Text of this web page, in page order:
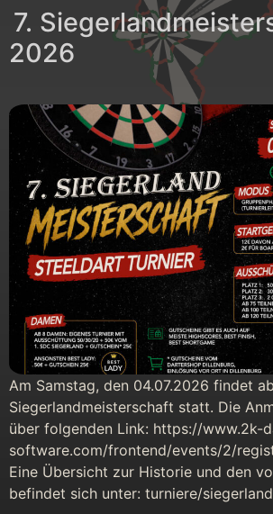
7.
2026
Am Samstag, den 04.07.2026 findet
Siegerlandmeisterschaft statt. Die
über folgenden Link: https://www.2k-
software.com/frontend/events/2/
Eine Übersicht zur Historie und den
befindet sich unter: turniere/